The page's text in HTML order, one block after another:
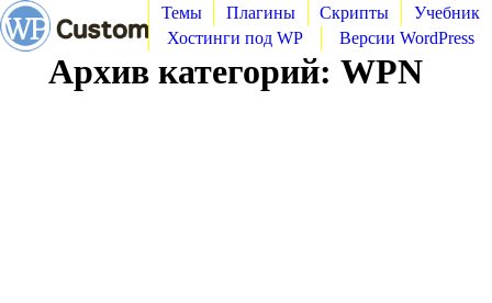
Темы Плагины Скрипты
Учебник
Хостинги под WP
Версии WordPress
Архив категорий: WPN